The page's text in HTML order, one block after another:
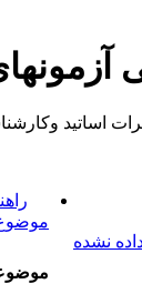
اساتید
نشده